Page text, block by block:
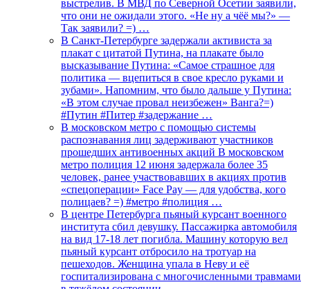
выстрелив. В МВД по Северной Осетии заявили,
что они не ожидали этого. «Не ну а чёё мы?» —
Так заявили? =) …
В Санкт-Петербурге задержали активиста за
плакат с цитатой Путина, на плакате было
высказывание Путина: «Самое страшное для
политика — вцепиться в свое кресло руками и
зубами». Напомним, что было дальше у Путина:
«В этом случае провал неизбежен» Ванга?=)
#Путин #Питер #задержание …
В московском метро с помощью системы
распознавания лиц задерживают участников
прошедших антивоенных акций В московском
метро полиция 12 июня задержала более 35
человек, ранее участвовавших в акциях против
«спецоперации» Face Pay — для удобства, кого
полицаев? =) #метро #полиция …
В центре Петербурга пьяный курсант военного
института сбил девушку. Пассажирка автомобиля
на вид 17-18 лет погибла. Машину которую вел
пьяный курсант отбросило на тротуар на
пешеходов. Женщина упала в Неву и её
госпитализирована с многочисленными травмами